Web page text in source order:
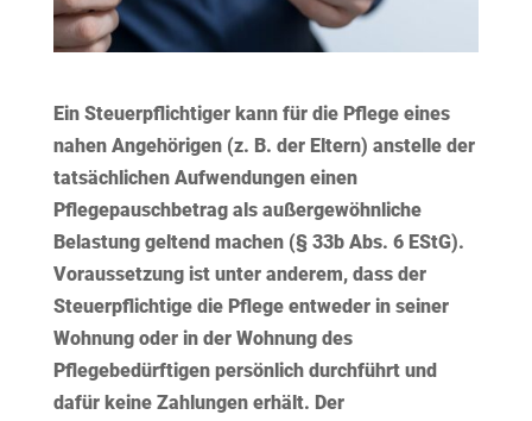
Ein Steuerpflichtiger kann für die Pflege eines
nahen Angehörigen (z. B. der Eltern) anstelle der
tatsächlichen Aufwendungen einen
Pflegepauschbetrag als außergewöhnliche
Belastung geltend machen (§ 33b Abs. 6 EStG).
Voraussetzung ist unter anderem, dass der
Steuerpflichtige die Pflege entweder in seiner
Wohnung oder in der Wohnung des
Pflegebedürftigen persönlich durchführt und
dafür keine Zahlungen erhält. Der